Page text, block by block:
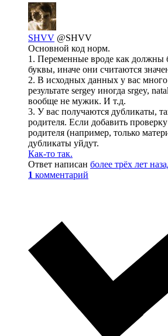
SHVV @SHVV
Основной код норм.
1. Переменные вроде как должны
буквы, иначе они считаются
2. В исходных данных у вас много
результате sergey иногда srgey,
вообще не мужик. И т.д.
3. У вас получаются дубликаты,
родителя. Если добавить
родителя (например, только
дубликаты уйдут.
Как-то так.
Ответ написан более трёх лет
1 комментарий